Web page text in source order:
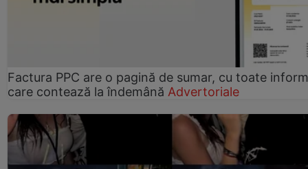
Factura PPC are o pagină de sumar, cu toate
care contează la îndemână Advertoriale